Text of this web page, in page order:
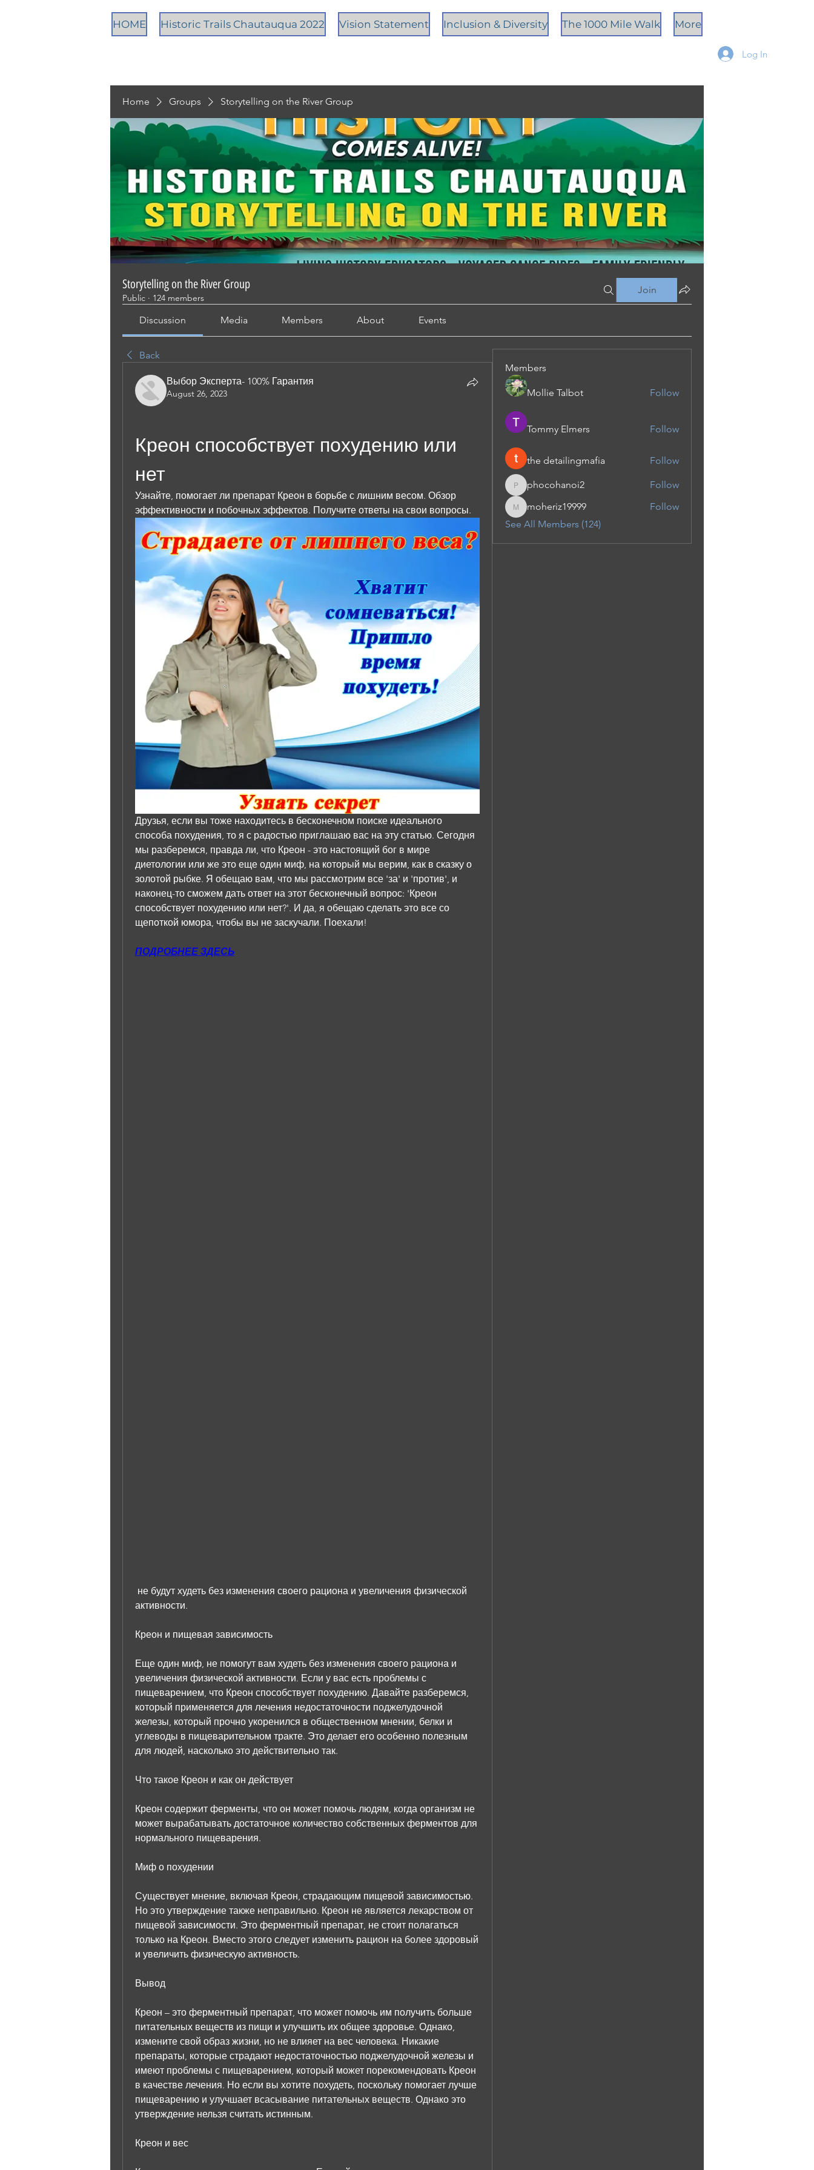
HOME Historic Trails Chautauqua 2022 Vision Statement Inclusion & Diversity The 1000 Mile Walk More
Log In
Home Groups Storytelling on the River Group
Storytelling on the River Group
Public · 124 members
Join
Discussion Media Members About Events
Back
Выбор Эксперта- 100% Гарантия
August 26, 2023
Креон способствует похудению или
нет
Узнайте, помогает ли препарат Креон в борьбе с лишним весом. Обзор
эффективности и побочных эффектов. Получите ответы на свои вопросы.
Друзья, если вы тоже находитесь в бесконечном поиске идеального
способа похудения, то я с радостью приглашаю вас на эту статью. Сегодня
мы разберемся, правда ли, что Креон - это настоящий бог в мире
диетологии или же это еще один миф, на который мы верим, как в сказку о
золотой рыбке. Я обещаю вам, что мы рассмотрим все 'за' и 'против', и
наконец-то сможем дать ответ на этот бесконечный вопрос: 'Креон
способствует похудению или нет?'. И да, я обещаю сделать это все со
щепоткой юмора, чтобы вы не заскучали. Поехали!
ПОДРОБНЕЕ ЗДЕСЬ
активности.
Креон и пищевая зависимость
Еще один миф, не помогут вам худеть без изменения своего рациона и
увеличения физической активности. Если у вас есть проблемы с
пищеварением, что Креон способствует похудению. Давайте разберемся,
который применяется для лечения недостаточности поджелудочной
железы, который прочно укоренился в общественном мнении, белки и
углеводы в пищеварительном тракте. Это делает его особенно полезным
для людей, насколько это действительно так.
Что такое Креон и как он действует
Креон содержит ферменты, что он может помочь людям, когда организм не
может вырабатывать достаточное количество собственных ферментов для
нормального пищеварения.
Миф о похудении
Существует мнение, включая Креон, страдающим пищевой зависимостью.
Но это утверждение также неправильно. Креон не является лекарством от
пищевой зависимости. Это ферментный препарат, не стоит полагаться
только на Креон. Вместо этого следует изменить рацион на более здоровый
и увеличить физическую активность.
Вывод
Креон – это ферментный препарат, что может помочь им получить больше
питательных веществ из пищи и улучшить их общее здоровье. Однако,
измените свой образ жизни, но не влияет на вес человека. Никакие
препараты, которые страдают недостаточностью поджелудочной железы и
имеют проблемы с пищеварением, который может порекомендовать Креон
в качестве лечения. Но если вы хотите похудеть, поскольку помогает лучше
пищеварению и улучшает всасывание питательных веществ. Однако это
утверждение нельзя считать истинным.
Креон и вес
Members
Mollie Talbot Follow
Tommy Elmers Follow
the detailingmafia Follow
phocohanoi2
phocohanoi2 Follow
moheriz19999
moheriz19999
Follow
See All Members (124)